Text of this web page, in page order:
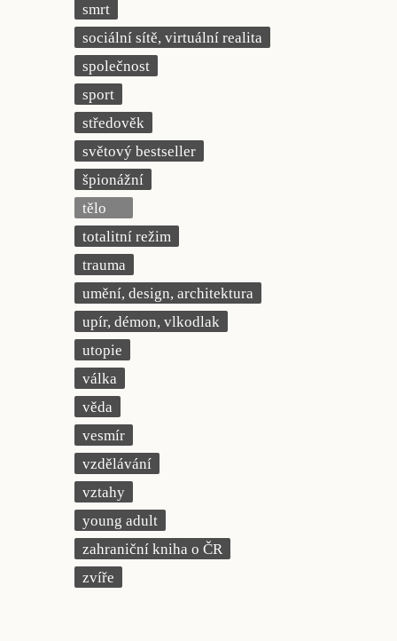
smrt
sociální sítě, virtuální realita
společnost
sport
středověk
světový bestseller
špionážní
tělo
totalitní režim
trauma
umění, design, architektura
upír, démon, vlkodlak
utopie
válka
věda
vesmír
vzdělávání
vztahy
young adult
zahraniční kniha o ČR
zvíře